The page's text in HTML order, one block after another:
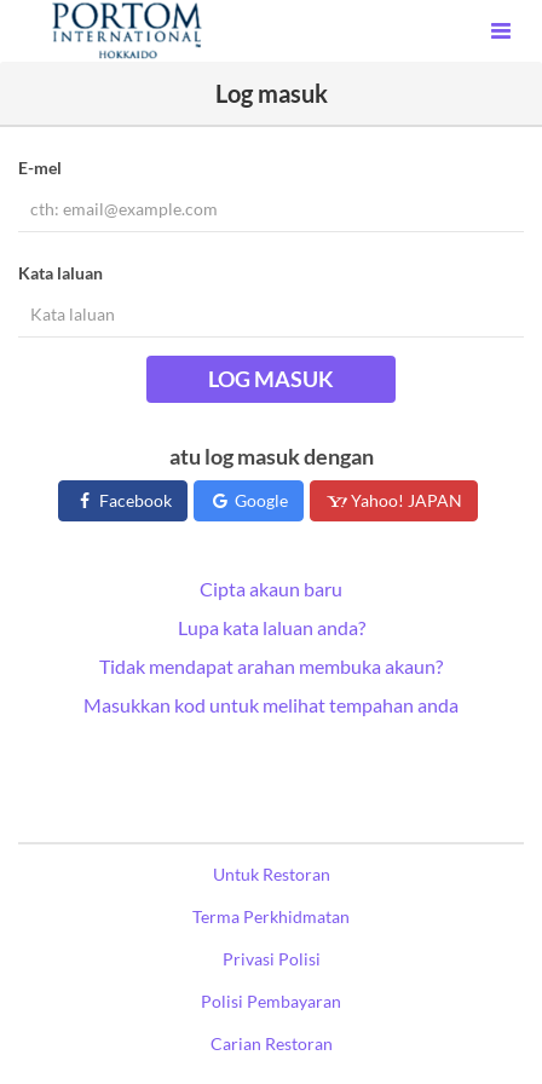
Log masuk
E-mel
Kata laluan
LOG MASUK
atu log masuk dengan
Facebook Google Yahoo! JAPAN
Cipta akaun baru
Lupa kata laluan anda?
Tidak mendapat arahan membuka akaun?
Masukkan kod untuk melihat tempahan anda
Untuk Restoran
Terma Perkhidmatan
Privasi Polisi
Polisi Pembayaran
Carian Restoran